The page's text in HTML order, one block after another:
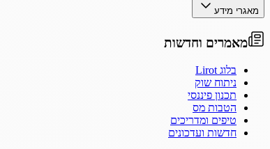
מאגרי מידע
מאמרים וחדשות
בלוג Lirot
ניתוח שוק
תכנון פיננסי
הטבות מס
טיפים ומדריכים
חדשות ועדכונים